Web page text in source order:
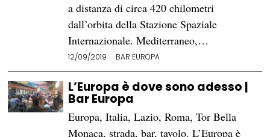
a distanza di circa 420 chilometri
dall’orbita della Stazione Spaziale
Internazionale. Mediterraneo,…
12/09/2019 BAR EUROPA
L’Europa è dove sono adesso |
Bar Europa
Europa, Italia, Lazio, Roma, Tor Bella
Monaca, strada, bar, tavolo. L’Europa è